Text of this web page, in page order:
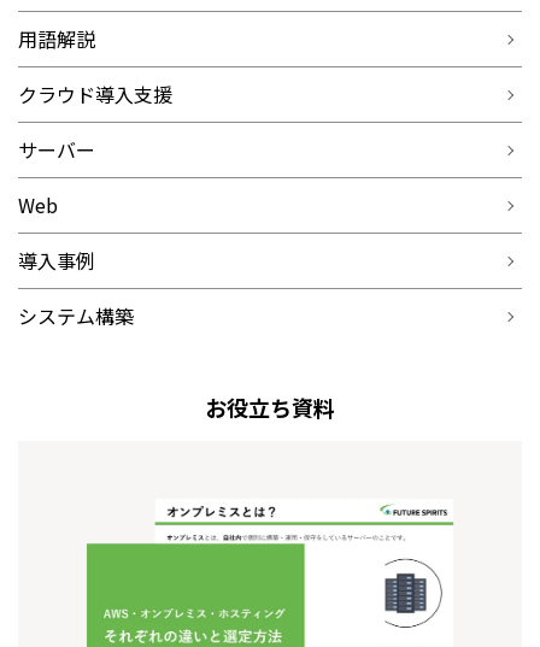
用語解説
クラウド導入支援
サーバー
Web
導入事例
システム構築
お役立ち資料